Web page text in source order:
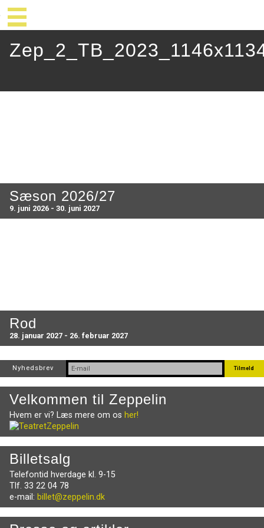
Sæson 2026/27
9. juni 2026 - 30. juni 2027
Rod
28. januar 2027 - 26. februar 2027
Nyhedsbrev
Velkommen til Zeppelin
Hvem er vi? Læs mere om os her!
Billetsalg
Telefontid hverdage kl. 9-15
Tlf. 33 22 04 78
e-mail: billet@zeppelin.dk